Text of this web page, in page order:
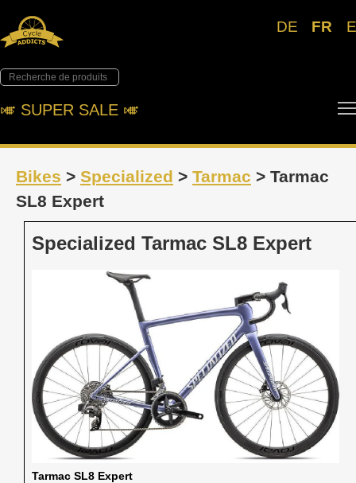
DE FR
🎺︎ SUPER SALE 🎺︎
Bikes > Specialized > Tarmac > Tarmac
SL8 Expert
Specialized Tarmac SL8 Expert
Tarmac SL8 Expert